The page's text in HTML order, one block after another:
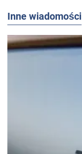
Inne wiadomości